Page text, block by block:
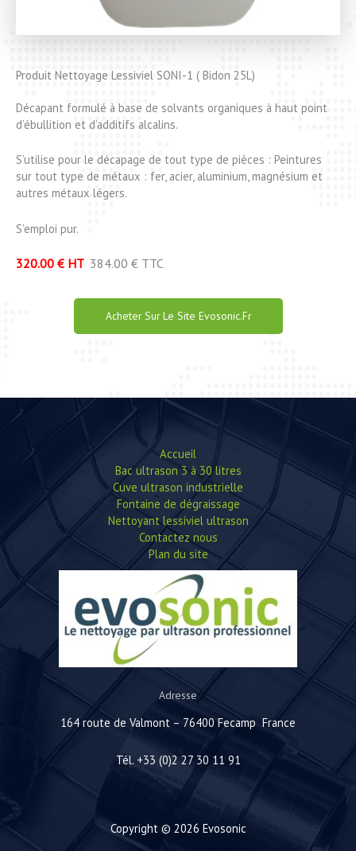
Produit Nettoyage Lessiviel SONI-1 ( Bidon 25L)
Décapant formulé à base de solvants organiques à haut point
d’ébullition et d’additifs alcalins.
S’utilise pour le décapage de tout type de pièces : Peintures
sur tout type de métaux : fer, acier, aluminium, magnésium et
autres métaux légers.
S’emploi pur.
320.00 € HT 384.00 € TTC
Acheter Sur Le Site Evosonic.fr
Accueil
Bac ultrason 3 à 30 litres
Cuve ultrason industrielle
Fontaine de dégraissage
Nettoyant lessiviel ultrason
Contactez nous
Plan du site
Adresse
164 route de Valmont – 76400 Fecamp France
Tél. +33 (0)2 27 30 11 91
Copyright © 2026 Evosonic